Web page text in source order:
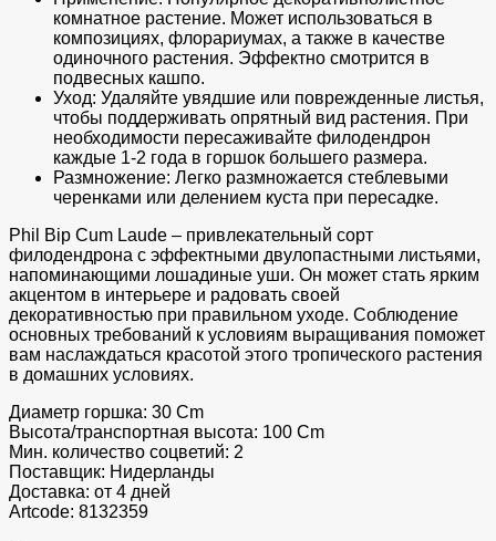
комнатное растение. Может использоваться в
композициях, флорариумах, а также в качестве
одиночного растения. Эффектно смотрится в
подвесных кашпо.
Уход: Удаляйте увядшие или поврежденные листья,
чтобы поддерживать опрятный вид растения. При
необходимости пересаживайте филодендрон
каждые 1-2 года в горшок большего размера.
Размножение: Легко размножается стеблевыми
черенками или делением куста при пересадке.
Phil Bip Cum Laude – привлекательный сорт
филодендрона с эффектными двулопастными листьями,
напоминающими лошадиные уши. Он может стать ярким
акцентом в интерьере и радовать своей
декоративностью при правильном уходе. Соблюдение
основных требований к условиям выращивания поможет
вам наслаждаться красотой этого тропического растения
в домашних условиях.
Диаметр горшка: 30 Cm
Высота/транспортная высота: 100 Cm
Мин. количество соцветий: 2
Поставщик: Нидерланды
Доставка: от 4 дней
Artcode: 8132359